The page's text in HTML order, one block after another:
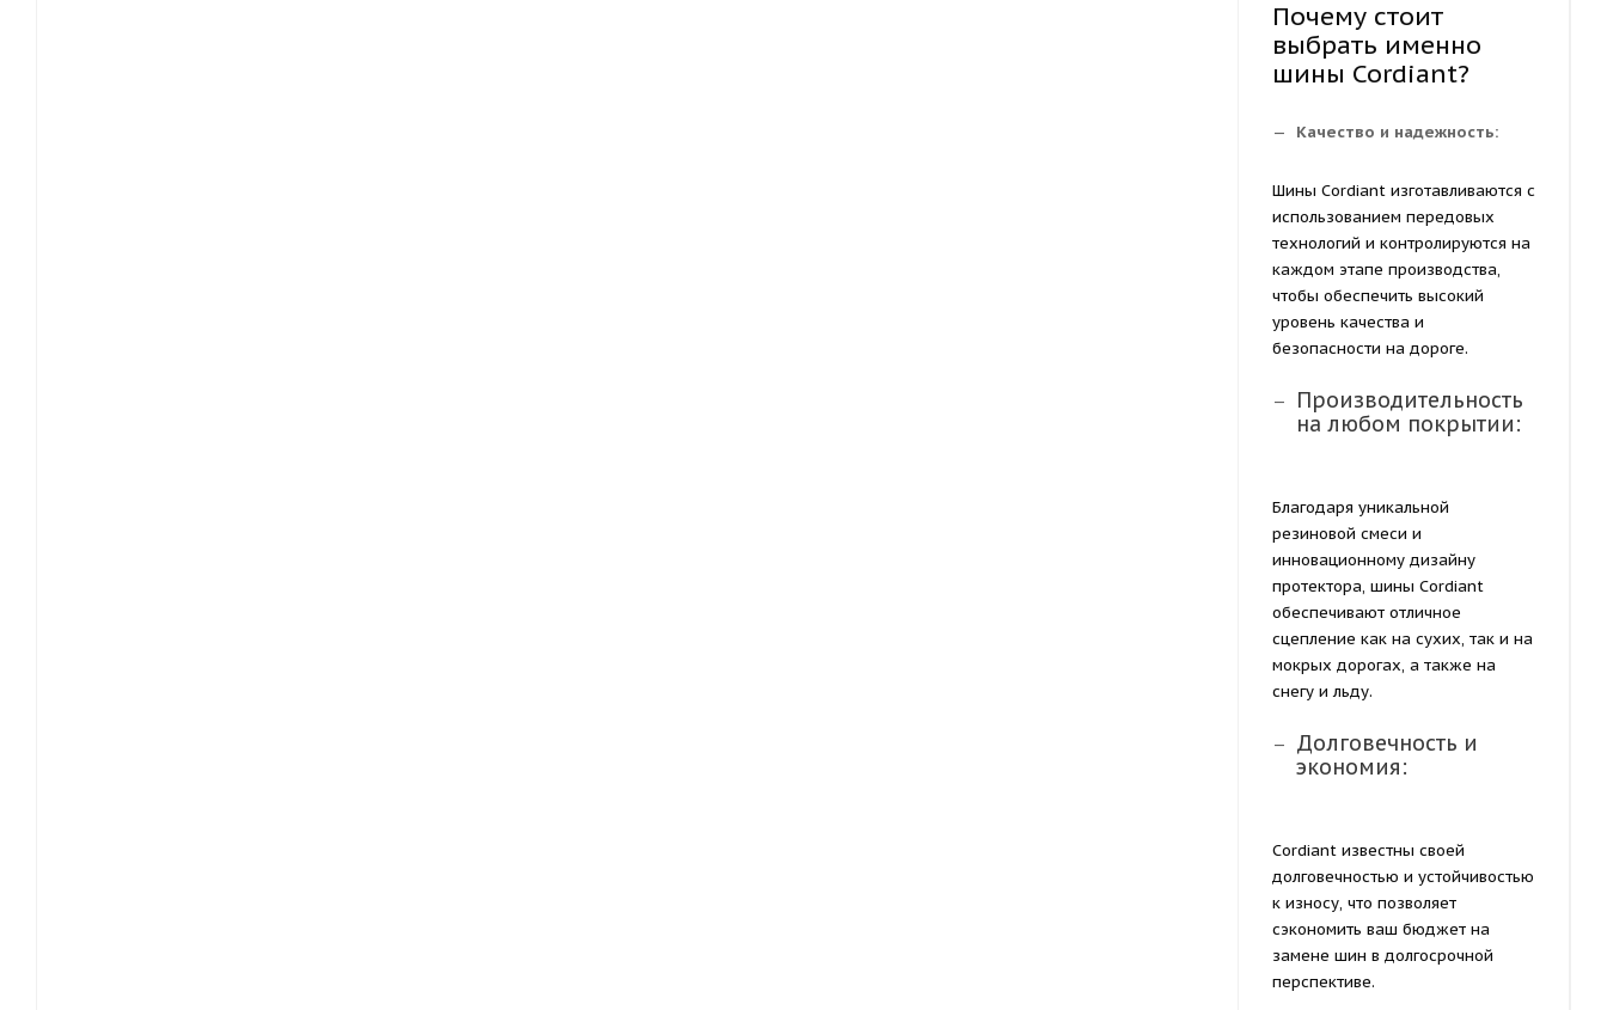
Почему стоит
выбрать именно
шины Cordiant?
Качество и надежность:
Шины Cordiant изготавливаются с
использованием передовых
технологий и контролируются на
каждом этапе производства,
чтобы обеспечить высокий
уровень качества и
безопасности на дороге.
Производительность
на любом покрытии:
Благодаря уникальной
резиновой смеси и
инновационному дизайну
протектора, шины Cordiant
обеспечивают отличное
сцепление как на сухих, так и на
мокрых дорогах, а также на
снегу и льду.
Долговечность и
экономия:
Cordiant известны своей
долговечностью и устойчивостью
к износу, что позволяет
сэкономить ваш бюджет на
замене шин в долгосрочной
перспективе.